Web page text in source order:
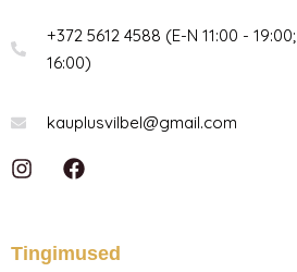
+372 5612 4588 (E-N 11:00 -
16:00)
kauplusvilbel@gmail.com
I
a
F
a
b
Tingimused